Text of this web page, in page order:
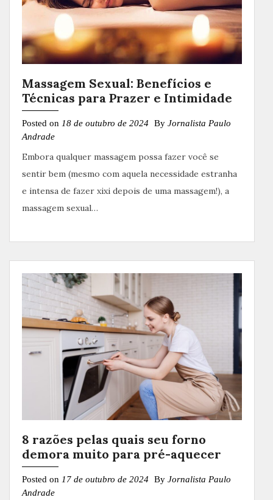
Massagem Sexual: Benefícios e
Técnicas para Prazer e Intimidade
Posted on 18 de outubro de 2024 By Jornalista Paulo
Andrade
Embora qualquer massagem possa fazer você se
sentir bem (mesmo com aquela necessidade estranha
e intensa de fazer xixi depois de uma massagem!), a
massagem sexual…
8 razões pelas quais seu forno
demora muito para pré-aquecer
Posted on 17 de outubro de 2024 By Jornalista Paulo
Andrade